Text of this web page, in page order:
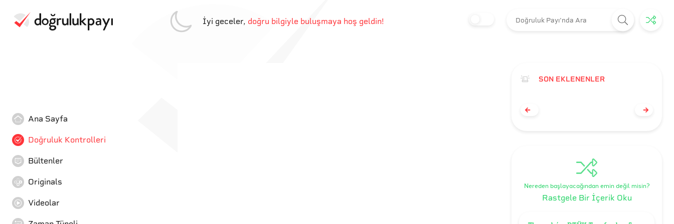
İyi geceler, doğru bilgiyle buluşmaya hoş geldin!
Ana Sayfa
Doğruluk Kontrolleri
Bültenler
Originals
Videolar
SON EKLENENLER
Nereden başlayacağından emin değil misin?
Rastgele Bir İçerik Oku